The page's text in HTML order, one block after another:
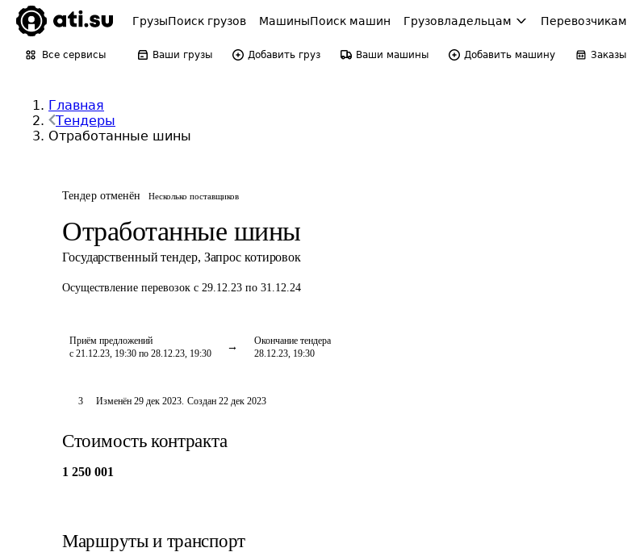
ГрузыПоиск грузов МашиныПоиск машин Грузовладельцам Перевозчикам
Все сервисы Ваши грузы Добавить груз Ваши машины Добавить машину Заказы
Главная
Тендеры
Отработанные шины
Тендер отменён Несколько поставщиков
Отработанные шины
Государственный тендер, Запрос котировок
Осуществление перевозок с 29.12.23 по 31.12.24
Приём предложений
с 21.12.23, 19:30 по 28.12.23, 19:30
Окончание тендера
28.12.23, 19:30
3 Изменён 29 дек 2023. Создан 22 дек 2023
Стоимость контракта
1 250 001
Маршруты и транспорт